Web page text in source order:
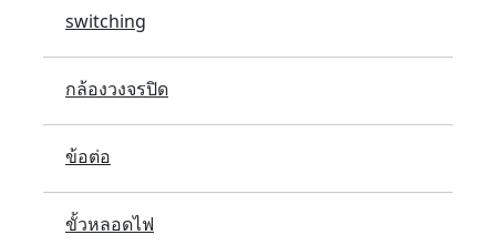
switching
กล้องวงจรปิด
ข้อต่อ
ขั้วหลอดไฟ